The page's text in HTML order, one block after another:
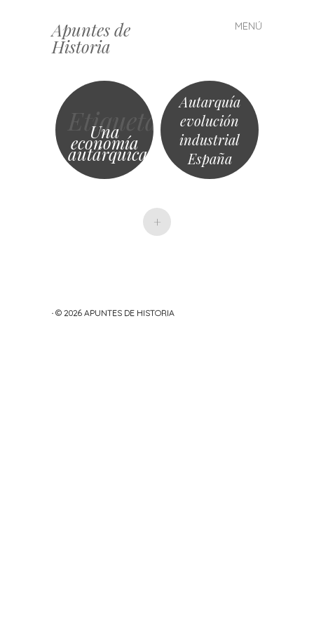
Apuntes de
Historia
MENÚ
Saltar
al
Etiqueta
Una
economía
autárquica
Autarquía
evolución
industrial
España
+
· © 2026 APUNTES DE HISTORIA